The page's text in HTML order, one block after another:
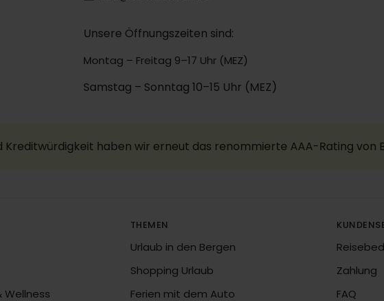
Unsere Öffnungszeiten sind:
Montag – Freitag 9–17 Uhr (MEZ)
Samstag – Sonntag 10–15 Uhr (MEZ)
Kreditwürdigkeit haben wir erneut das renommierte AAA-Rating von
Wellness
THEMEN
Urlaub in den Bergen
Shopping Urlaub
Ferien mit dem Auto
Zahlung
FAQ